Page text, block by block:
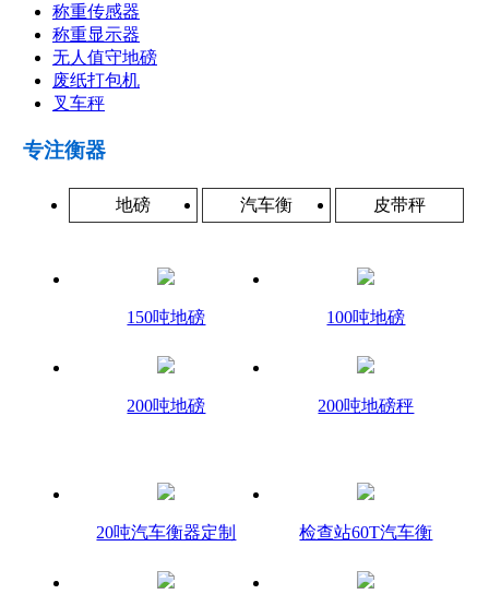
称重传感器
称重显示器
无人值守地磅
废纸打包机
叉车秤
专注衡器
地磅 汽车衡 皮带秤
150吨地磅 100吨地磅
200吨地磅 200吨地磅秤
20吨汽车衡器定制 检查站60T汽车衡